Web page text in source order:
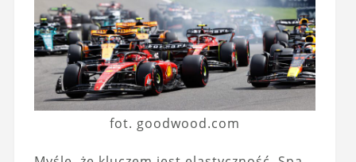
fot. goodwood.com